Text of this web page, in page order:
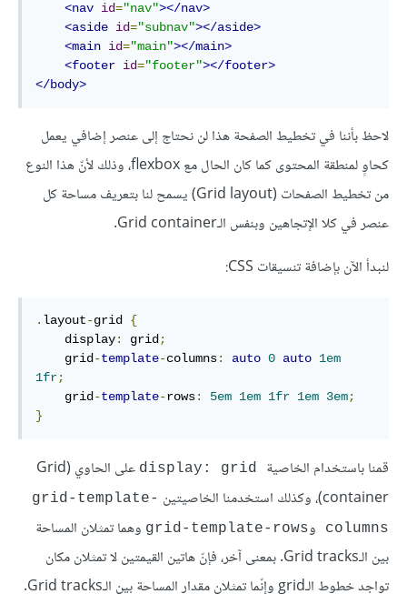
<nav id="nav"></nav>
<aside id="subnav"></aside>
<main id="main"></main>
<footer id="footer"></footer>
</body>
لاحظ بأننا في تخطيط الصفحة هذا لن نحتاج إلى عنصر إضافي يعمل
كحاوٍ لمنطقة المحتوى كما كان الحال مع flexbox، وذلك لأنّ هذا النوع
من تخطيط الصفحات (Grid layout) يسمح لنا بتعريف مساحة كل
عنصر في كلا الإتجاهين وبنفس الـGrid container.
لنبدأ الآن بإضافة تنسيقات CSS:
. layout-grid {
    display
: grid;
    grid
-template-columns: auto 0 auto 1em
1fr;
    grid
-template-rows: 5em 1em 1fr 1em 3em;
}
قمنا باستخدام الخاصية
على الحاوي (Grid
container)، وكذلك استخدمنا الخاصيتين
grid-template-
columns
وgrid-template-rows وهما تمثلان المساحة
بين الـGrid tracks. بمعنى آخر، فإنّ هاتين القيمتين لا تمثلان مكان
تواجد خطوط الـgrid وإنّما تمثلان مقدار المساحة بين الـGrid tracks.